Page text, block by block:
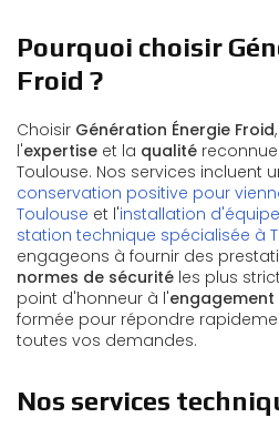
Pourquoi choisir
Froid ?
Choisir Génération Énergie Froid
l'expertise et la qualité
Toulouse. Nos services incluent
conservation positive pour
Toulouse et l'installation
station technique spécialisée à
engageons à fournir des
normes de sécurité les plus
point d'honneur à l'engagement
formée pour répondre
toutes vos demandes.
Nos services